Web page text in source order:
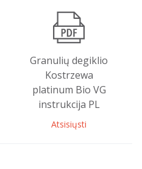
Granulių degiklio
Kostrzewa
platinum Bio VG
instrukcija PL
Atsisiųsti